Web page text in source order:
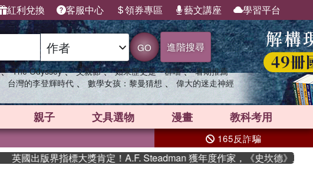
紅利兌換 客服中心 領券專區 藝文講座 學習平台
GO 進階搜尋
、 The Odyssey 、 父親節 、 如果歷史是一群喵 、 暑期推薦
台灣的李登輝時代 、 數學女孩：黎曼猜想 、 偉大的迷走神經
親子 文具選物 漫畫 教科考用
165反詐騙
英國出版界指標大獎肯定！A.F. Steadman 獲年度作家，《史坎德》系列